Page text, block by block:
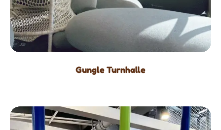
Gungle Turnhalle